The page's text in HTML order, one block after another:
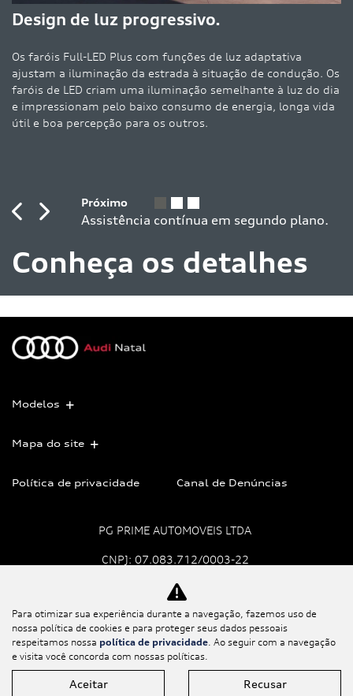
Conheça os detalhes
Design de luz progressivo.
Os faróis Full-LED Plus com funções de luz adaptativa
ajustam a iluminação da estrada à situação de condução. Os
faróis de LED criam uma iluminação semelhante à luz do dia
e impressionam pelo baixo consumo de energia, longa vida
útil e boa percepção para os outros.
PreviousNext
Modelos
Mapa do site
Política de privacidade Canal de Denúncias
PG PRIME AUTOMOVEIS LTDA
CNPJ: 07.083.712/0003-22
No trânsito, enxergar o
outro salva vidas.
Desenvolvido pela DEALERSPACE ® Direitos Reservados.
Para otimizar sua experiência durante a navegação, fazemos uso de
nossa política de cookies e para proteger seus dados pessoais
respeitamos nossa política de privacidade. Ao seguir com a navegação
e visita você concorda com nossas políticas.
Aceitar Recusar